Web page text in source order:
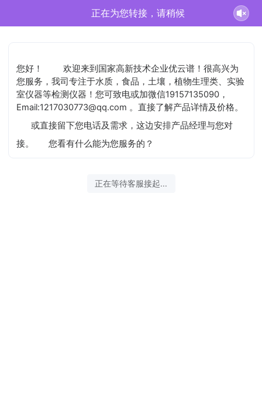
正在为您转接，请稍候
您好！
欢迎来到国家高新技术企业优云谱！很高兴为
您服务，我司专注于水质，食品，土壤，植物生理类、实验
室仪器等检测仪器！您可致电或加微信19157135090，
Email:1217030773@qq.com 。直接了解产品详情及价格。
或直接留下您电话及需求，这边安排产品经理与您对
接。
您看有什么能为您服务的？
正在等待客服接起...